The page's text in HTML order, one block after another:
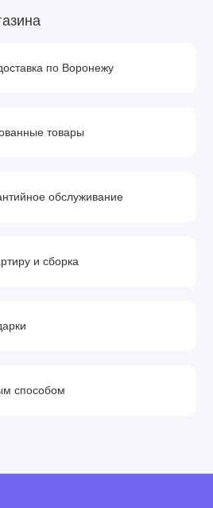
по Воронежу
товары
обслуживание
и сборка
способом